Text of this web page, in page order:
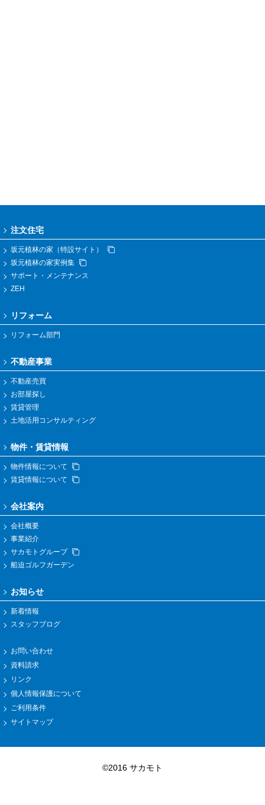
注文住宅
坂元植林の家（特設サイト）
坂元植林の家実例集
サポート・メンテナンス
ZEH
リフォーム
リフォーム部門
不動産事業
不動産売買
お部屋探し
賃貸管理
土地活用コンサルティング
物件・賃貸情報
物件情報について
賃貸情報について
会社案内
会社概要
事業紹介
サカモトグループ
船迫ゴルフガーデン
お知らせ
新着情報
スタッフブログ
お問い合わせ
資料請求
リンク
個人情報保護について
ご利用条件
サイトマップ
©2016 サカモト